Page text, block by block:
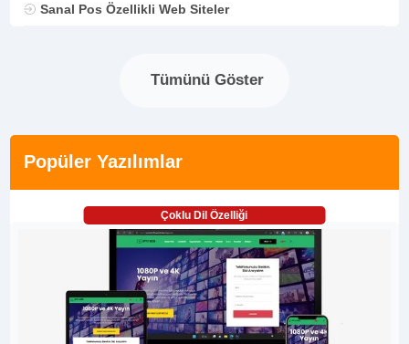
Sanal Pos Özellikli Web Siteler
Tümünü Göster
Popüler Yazılımlar
Çoklu Dil Özelliği